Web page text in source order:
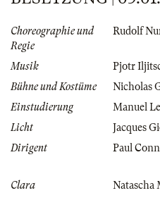
Choreographie und
Regie
Rudolf
Musik
Pjotr
Bühne und Kostüme
Nicholas
Einstudierung
Manuel
Licht
Jacques
Dirigent
Paul
Clara
Natascha